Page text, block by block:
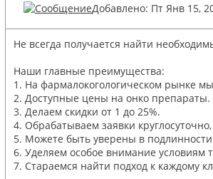
Добавлено: Пт Янв 15,
Не всегда получается найти
Наши главные преимущества:
1. На фармалокогологическом рынке
2. Доступные цены на онко
3. Делаем скидки от 1 до 25%.
4. Обрабатываем заявки
5. Можете быть уверены в
6. Уделяем особое внимание условиям
7. Стараемся найти подход к каждому